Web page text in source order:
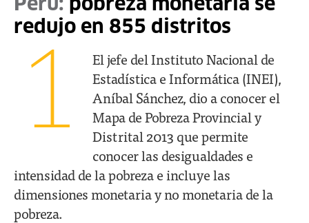
Perú: pobreza monetaria se
redujo en 855 distritos
1
El jefe del Instituto Nacional de
Estadística e Informática (INEI),
Aníbal Sánchez, dio a conocer el
Mapa de Pobreza Provincial y
Distrital 2013 que permite
conocer las desigualdades e
intensidad de la pobreza e incluye las
dimensiones monetaria y no monetaria de la
pobreza.